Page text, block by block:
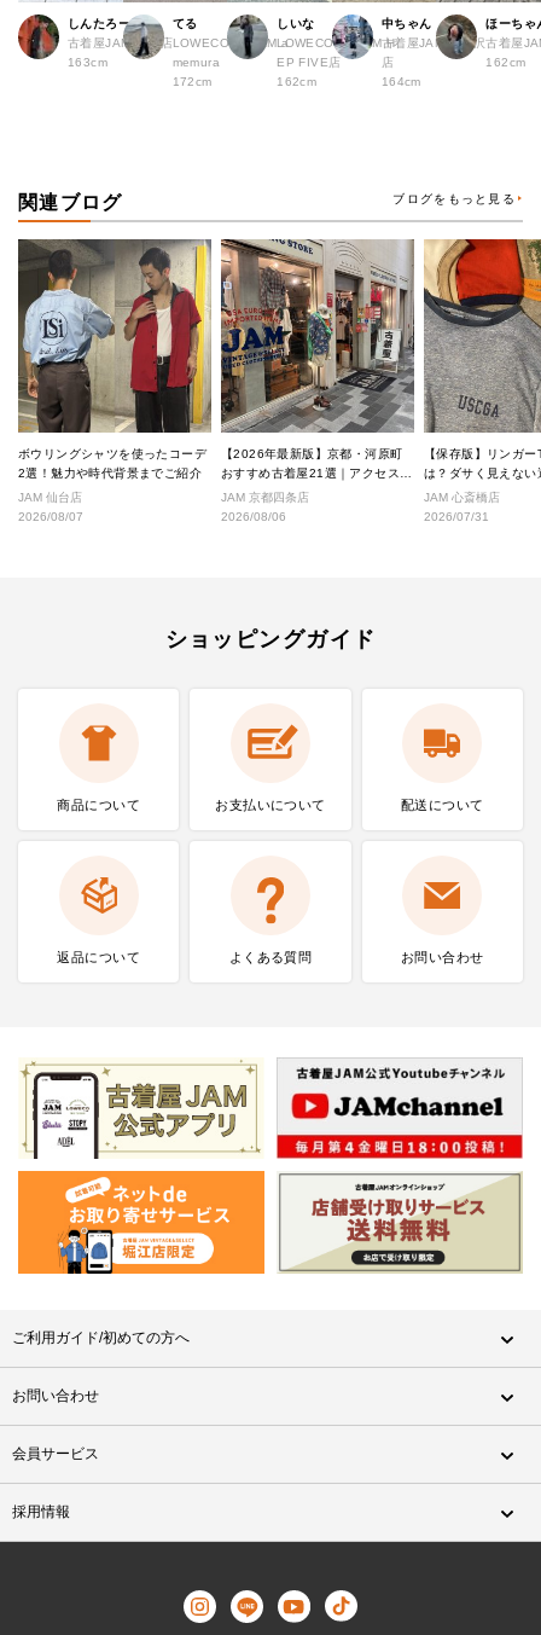
しんたろー
古着屋JAM 仙台店
163cm
てる
LOWECO by JAM a
memura
172cm
しいな
LOWECO by JAM H
EP FIVE店
162cm
中ちゃん
古着屋JAM 下北沢
店
164cm
ほーちゃ
古着屋
162cm
関連ブログ ブログをもっと見る
ボウリングシャツを使ったコーデ
2選！魅力や時代背景までご紹介
JAM 仙台店
2026/08/07
【2026年最新版】京都・河原町
おすすめ古着屋21選｜アクセス良
好な絶対行くべきショップ厳選！
JAM 京都四条店
2026/08/06
【保存版】リンガ
は？ダサく見えない
なし完全ガイド
JAM 心斎橋店
2026/07/31
ショッピングガイド
商品について お支払いについて 配送について
返品について よくある質問 お問い合わせ
ご利用ガイド/初めての方へ
お問い合わせ
会員サービス
採用情報